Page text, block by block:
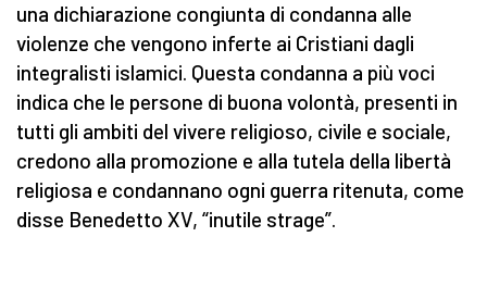
una dichiarazione congiunta di condanna alle
violenze che vengono inferte ai Cristiani dagli
integralisti islamici. Questa condanna a più voci
indica che le persone di buona volontà, presenti in
tutti gli ambiti del vivere religioso, civile e sociale,
credono alla promozione e alla tutela della libertà
religiosa e condannano ogni guerra ritenuta, come
disse Benedetto XV, “inutile strage”.